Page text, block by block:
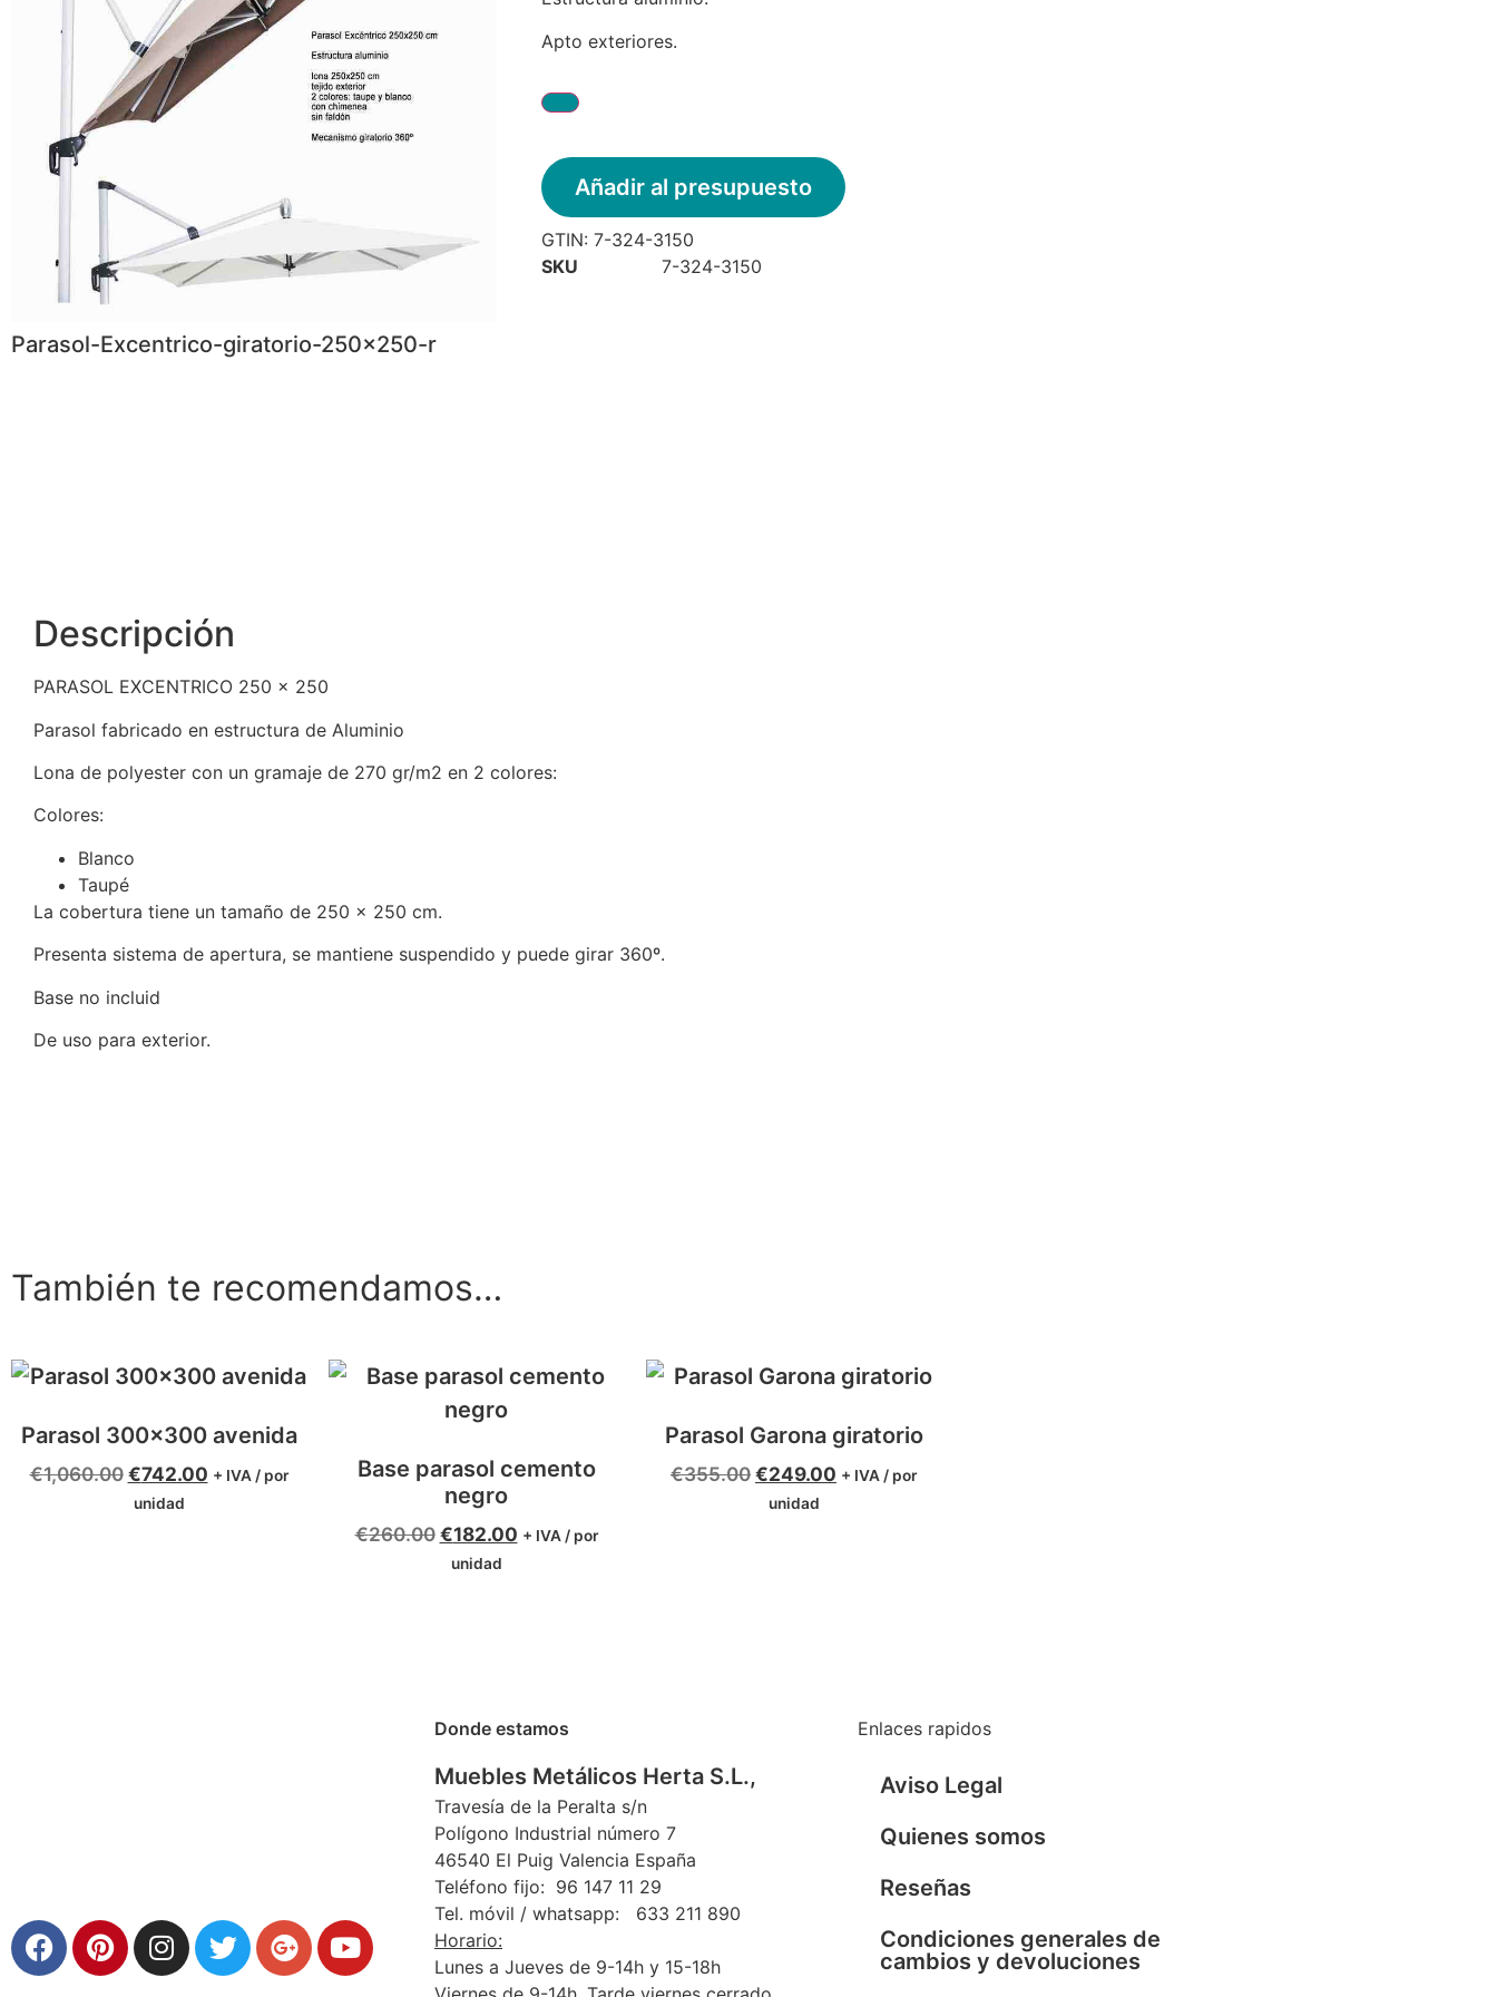
Parasol-Excentrico-giratorio-250x250-r
Apto exteriores.
Añadir al presupuesto
GTIN: 7-324-3150
SKU
7-324-3150
Descripción
PARASOL EXCENTRICO 250 x 250
Parasol fabricado en estructura de Aluminio
Lona de polyester con un gramaje de 270 gr/m2 en 2 colores:
Colores:
Blanco
Taupé
La cobertura tiene un tamaño de 250 x 250 cm.
Presenta sistema de apertura, se mantiene suspendido y puede girar 360º.
Base no incluid
De uso para exterior.
También te recomendamos…
Parasol 300×300 avenida
€1,060.00 €742.00 + IVA / por
unidad
Base parasol cemento
negro
€260.00 €182.00 + IVA / por
unidad
Parasol Garona giratorio
€355.00€249.00 + IVA / por
unidad
Donde estamos
Muebles Metálicos Herta S.L.,
Travesía de la Peralta s/n
Polígono Industrial número 7
46540 El Puig Valencia España
Teléfono fijo: 96 147 11 29
Tel. móvil / whatsapp: 633 211 890
Horario:
Lunes a Jueves de 9-14h y 15-18h
Enlaces rapidos
Aviso Legal
Quienes somos
Reseñas
Condiciones generales de
cambios y devoluciones